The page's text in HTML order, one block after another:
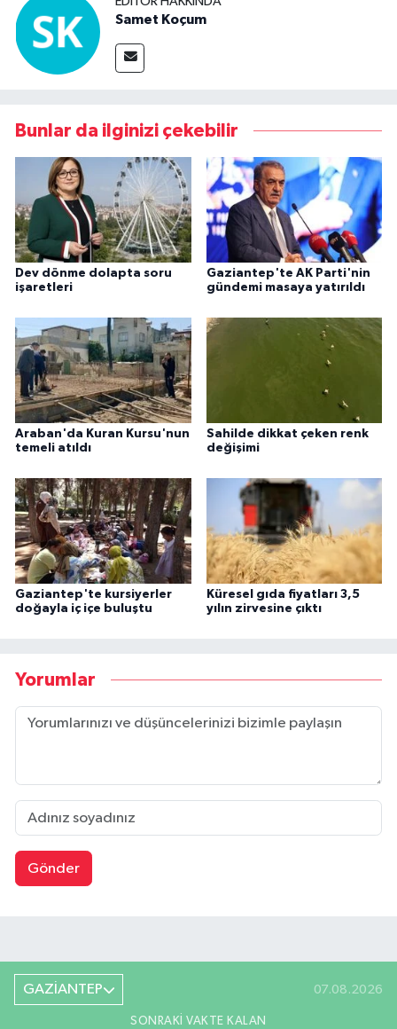
Samet Koçum
Bunlar da ilginizi çekebilir
Dev dönme dolapta soru
işaretleri
Gaziantep'te AK Parti'nin
gündemi masaya yatırıldı
Araban'da Kuran Kursu'nun
temeli atıldı
Sahilde dikkat çeken renk
değişimi
Gaziantep'te kursiyerler
doğayla iç içe buluştu
Küresel gıda fiyatları 3,5
yılın zirvesine çıktı
Yorumlar
Gönder
GAZİANTEP 07.08.2026
SONRAKI VAKTE KALAN